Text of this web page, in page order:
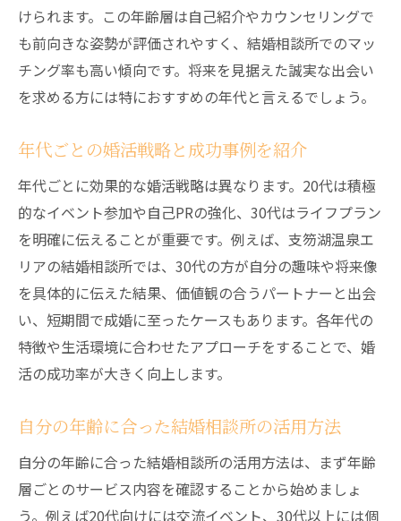
けられます。この年齢層は自己紹介やカウンセリングで
も前向きな姿勢が評価されやすく、結婚相談所でのマッ
チング率も高い傾向です。将来を見据えた誠実な出会い
を求める方には特におすすめの年代と言えるでしょう。
年代ごとの婚活戦略と成功事例を紹介
年代ごとに効果的な婚活戦略は異なります。20代は積極
的なイベント参加や自己PRの強化、30代はライフプラン
を明確に伝えることが重要です。例えば、支笏湖温泉エ
リアの結婚相談所では、30代の方が自分の趣味や将来像
を具体的に伝えた結果、価値観の合うパートナーと出会
い、短期間で成婚に至ったケースもあります。各年代の
特徴や生活環境に合わせたアプローチをすることで、婚
活の成功率が大きく向上します。
自分の年齢に合った結婚相談所の活用方法
自分の年齢に合った結婚相談所の活用方法は、まず年齢
層ごとのサービス内容を確認することから始めましょ
う。例えば20代向けには交流イベント、30代以上には個